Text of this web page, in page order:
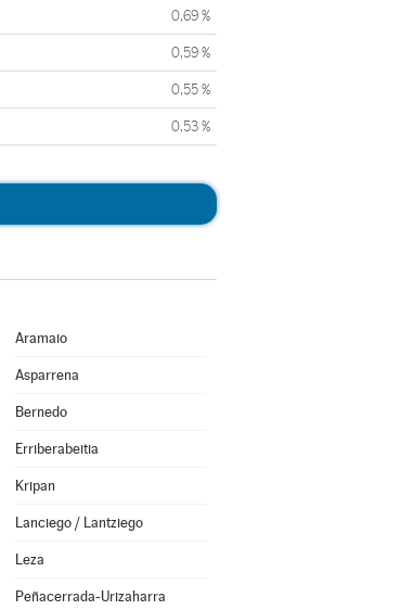
0,69 %
0,59 %
0,55 %
0,53 %
Aramaio
Asparrena
Bernedo
Erriberabeitia
Kripan
Lanciego / Lantziego
Leza
Peñacerrada-Urizaharra